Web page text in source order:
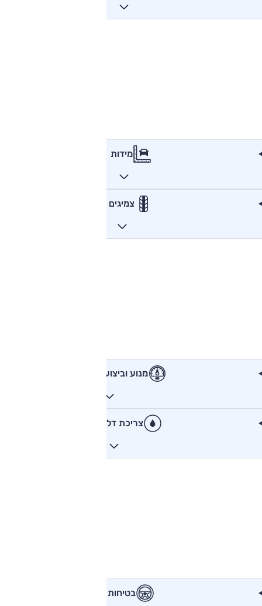
מידות
צמיגים
מנוע וביצועים
צריכת דלק
בטיחות